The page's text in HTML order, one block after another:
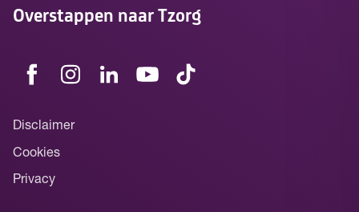
Overstappen naar Tzorg
Disclaimer
Cookies
Privacy